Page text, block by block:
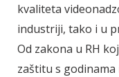
kvaliteta
industriji, tako i u
Od zakona u RH
zaštitu s